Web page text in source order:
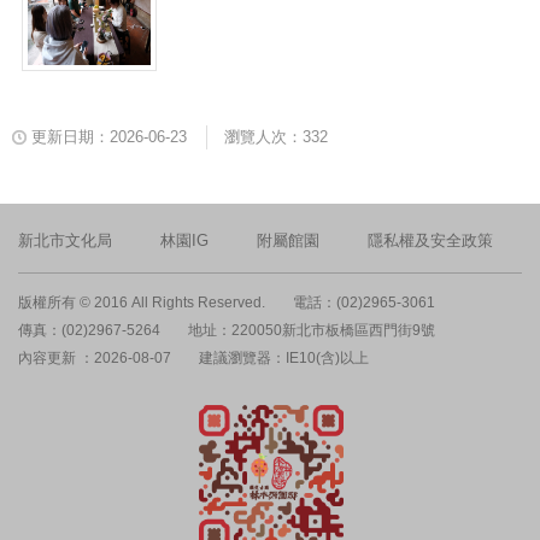
更新日期：2026-06-23 瀏覽人次：332
新北市文化局 林園IG 附屬館園 隱私權及安全政策
版權所有 © 2016 All Rights Reserved.
電話：(02)2965-3061
傳真：(02)2967-5264
地址：220050新北市板橋區西門街9號
內容更新 ：2026-08-07
建議瀏覽器：IE10(含)以上